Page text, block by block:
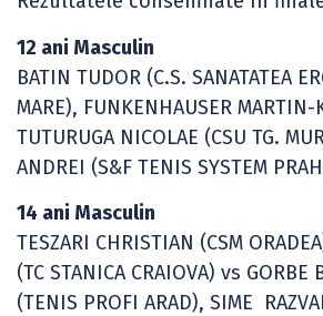
12 ani Masculin
BATIN TUDOR (C.S. SANATATEA
MARE), FUNKENHAUSER MARTIN-
TUTURUGA NICOLAE (CSU TG.
ANDREI (S&F TENIS SYSTEM
14 ani Masculin
TESZARI CHRISTIAN (CSM
(TC STANICA CRAIOVA) vs GORBE
(TENIS PROFI ARAD), SIME